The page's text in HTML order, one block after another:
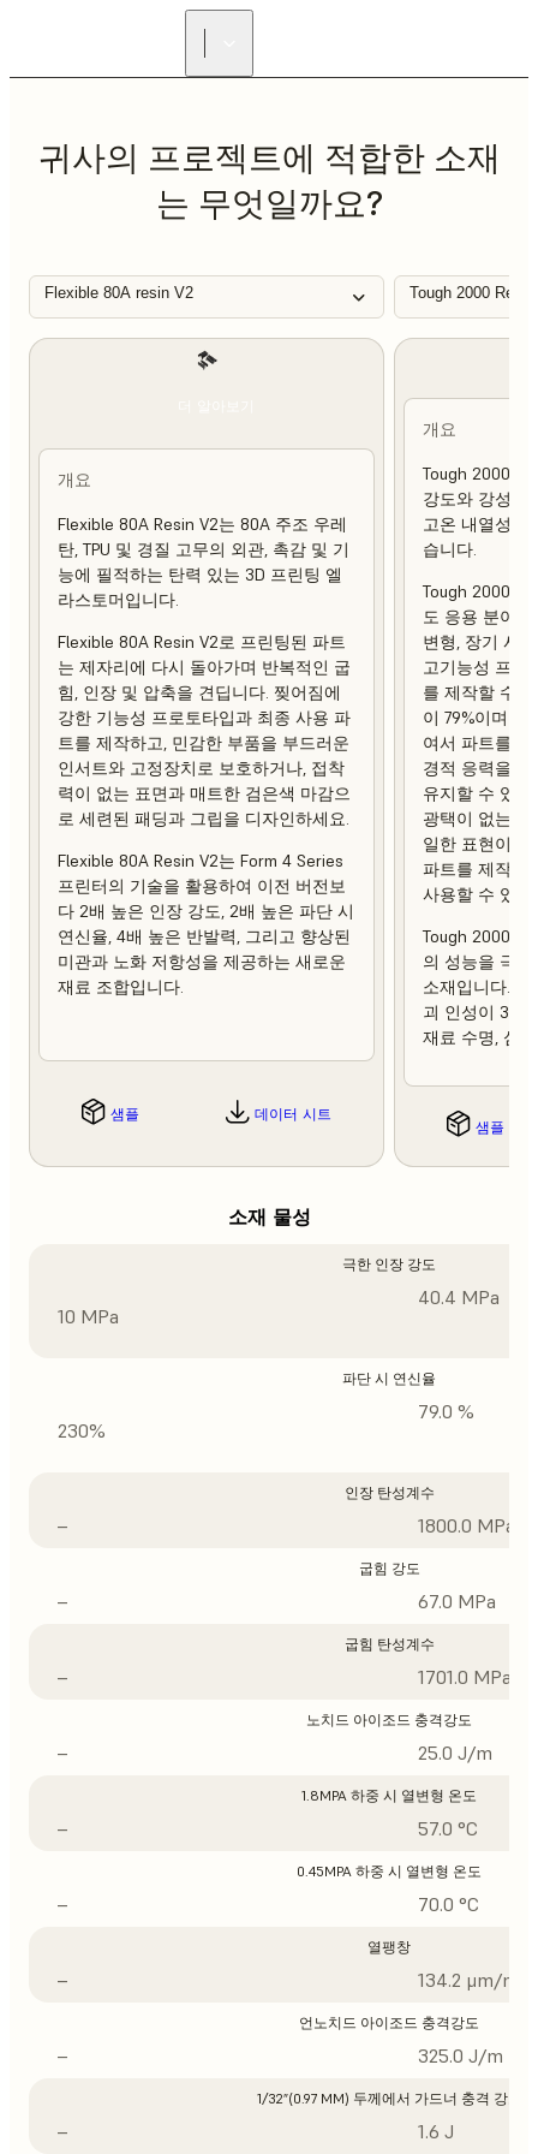
귀사의 프로젝트에 적합한 소재
는 무엇일까요?
Flexible 80A resin V2 Tough 2000
개요
Flexible 80A Resin V2는 80A 주조 우레
탄, TPU 및 경질 고무의 외관, 촉감 및 기
능에 필적하는 탄력 있는 3D 프린팅 엘
라스토머입니다.
Flexible 80A Resin V2로 프린팅된 파트
는 제자리에 다시 돌아가며 반복적인 굽
힘, 인장 및 압축을 견딥니다. 찢어짐에
강한 기능성 프로토타입과 최종 사용 파
트를 제작하고, 민감한 부품을 부드러운
인서트와 고정장치로 보호하거나, 접착
력이 없는 표면과 매트한 검은색 마감으
로 세련된 패딩과 그립을 디자인하세요.
Flexible 80A Resin V2는 Form 4 Series
프린터의 기술을 활용하여 이전 버전보
다 2배 높은 인장 강도, 2배 높은 파단 시
연신율, 4배 높은 반발력, 그리고 향상된
미관과 노화 저항성을 제공하는 새로운
재료 조합입니다.
샘플 데이터 시트
개요
Tough 2000
강도와 강성이
고온 내열성
습니다.
Tough 2000
도 응용 분야
변형, 장기 사
고기능성 프로
를 제작할 수
이 79%이며 열
여서 파트를
경적 응력을
유지할 수 있
광택이 없는
일한 표현이
파트를 제작하
사용할 수 있습
Tough 2000
의 성능을 극
소재입니다.
괴 인성이 3배
재료 수명, 심
샘플
소재 물성
극한 인장 강도
10 MPa
40.4 MPa
파단 시 연신율
230%
79.0 %
인장 탄성계수
– 1800.0 MPa
굽힘 강도
– 67.0 MPa
굽힘 탄성계수
– 1701.0 MPa
노치드 아이조드 충격강도
– 25.0 J/m
1.8MPA 하중 시 열변형 온도
– 57.0 °C
0.45MPA 하중 시 열변형 온도
– 70.0 °C
열팽창
– 134.2 μm/m/
언노치드 아이조드 충격강도
– 325.0 J/m
1/32”(0.97 MM) 두께에서 가드너 충격 강도
– 1.6 J